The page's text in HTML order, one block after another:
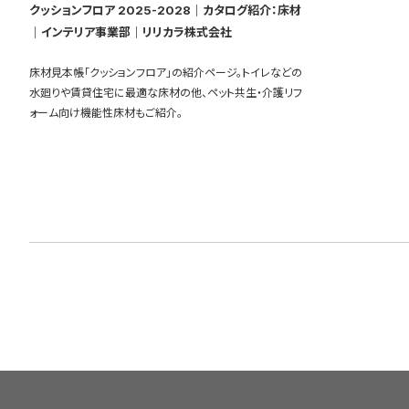
クッションフロア 2025-2028｜カタログ紹介：床材
｜インテリア事業部｜リリカラ株式会社
床材見本帳「クッションフロア」の紹介ページ。トイレなどの
水廻りや賃貸住宅に最適な床材の他、ペット共生・介護リフ
ォーム向け機能性床材もご紹介。